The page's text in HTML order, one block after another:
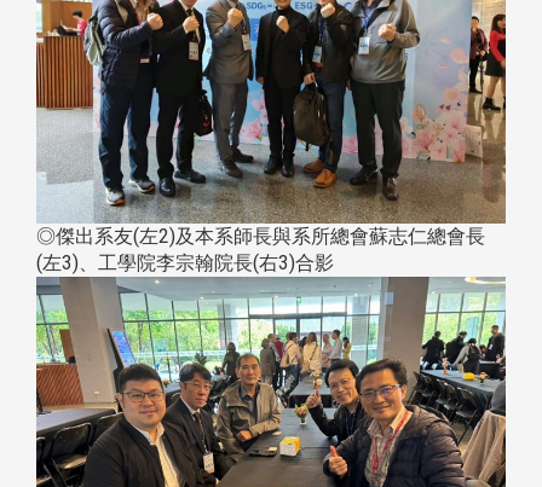
◎傑出系友(左2)及本系師長與系所總會蘇志仁總會長
(左3)、工學院李宗翰院長(右3)合影